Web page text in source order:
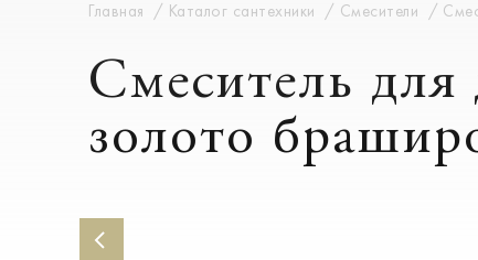
Главная Каталог сантехники Смесители
Смеситель
золото